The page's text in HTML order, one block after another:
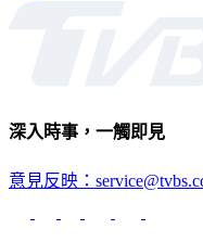
深入時事，一觸即見
意見反映：